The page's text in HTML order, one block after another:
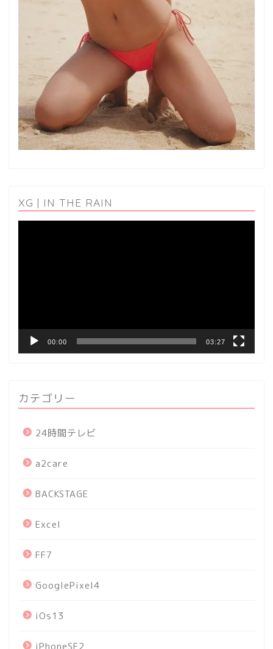
XG | IN THE RAIN
00:00 03:27
カテゴリー
24時間テレビ
a2care
BACKSTAGE
Excel
FF7
GooglePixel4
iOs13